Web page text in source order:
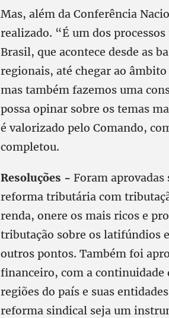
Mas, além da Conferência
realizado. “É um dos
Brasil, que acontece desde as
regionais, até chegar ao
mas também fazemos uma
possa opinar sobre os temas
é valorizado pelo Comando,
completou.
Resoluções - Foram
reforma tributária com
renda, onere os mais ricos e
tributação sobre os latifúndios
outros pontos. Também foi
financeiro, com a continuidade
regiões do país e suas
reforma sindical seja um